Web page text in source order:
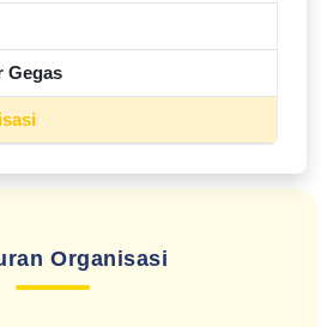
Gegas
Organisasi